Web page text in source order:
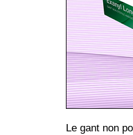
Le gant non